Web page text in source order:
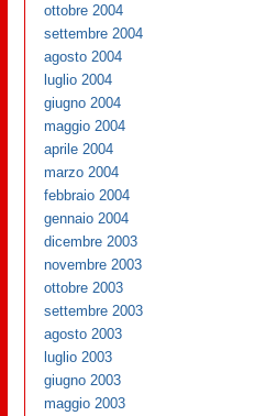
ottobre 2004
settembre 2004
agosto 2004
luglio 2004
giugno 2004
maggio 2004
aprile 2004
marzo 2004
febbraio 2004
gennaio 2004
dicembre 2003
novembre 2003
ottobre 2003
settembre 2003
agosto 2003
luglio 2003
giugno 2003
maggio 2003